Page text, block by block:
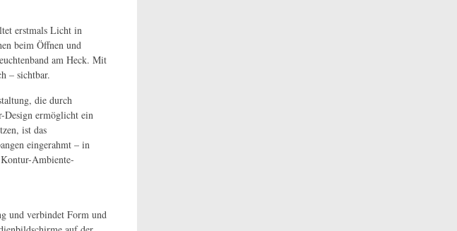
erstmals Licht in
beim Öffnen und
am Heck. Mit
– sichtbar.
die durch
Design ermöglicht ein
ist das
eingerahmt – in
Ambiente-
und verbindet Form und